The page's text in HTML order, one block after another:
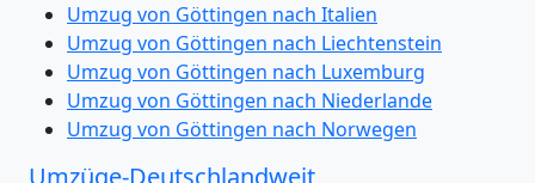
Umzug von Göttingen nach Italien
Umzug von Göttingen nach Liechtenstein
Umzug von Göttingen nach Luxemburg
Umzug von Göttingen nach Niederlande
Umzug von Göttingen nach Norwegen